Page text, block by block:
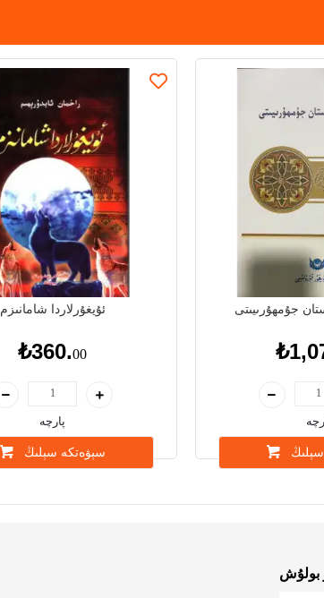
ئۇيغۇرلاردا شامانىزم
₺360.00
پارچە
سېۋەتكە سېلىڭ
جۇمھۇرىيىتى
بولۇش